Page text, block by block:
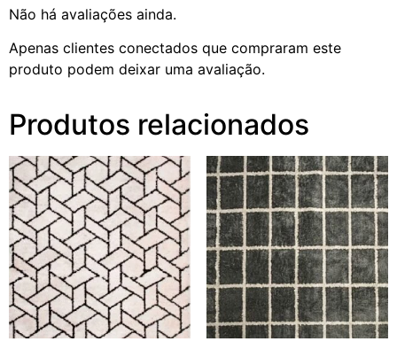
Não há avaliações ainda.
Apenas clientes conectados que compraram este
produto podem deixar uma avaliação.
Produtos relacionados